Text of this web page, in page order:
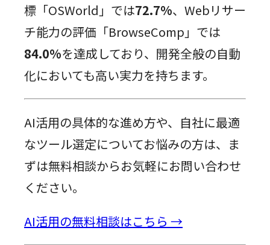
標「OSWorld」では72.7%、Webリサー
チ能力の評価「BrowseComp」では
84.0%を達成しており、開発全般の自動
化においても高い実力を持ちます。
AI活用の具体的な進め方や、自社に最適
なツール選定についてお悩みの方は、ま
ずは無料相談からお気軽にお問い合わせ
ください。
AI活用の無料相談はこちら →